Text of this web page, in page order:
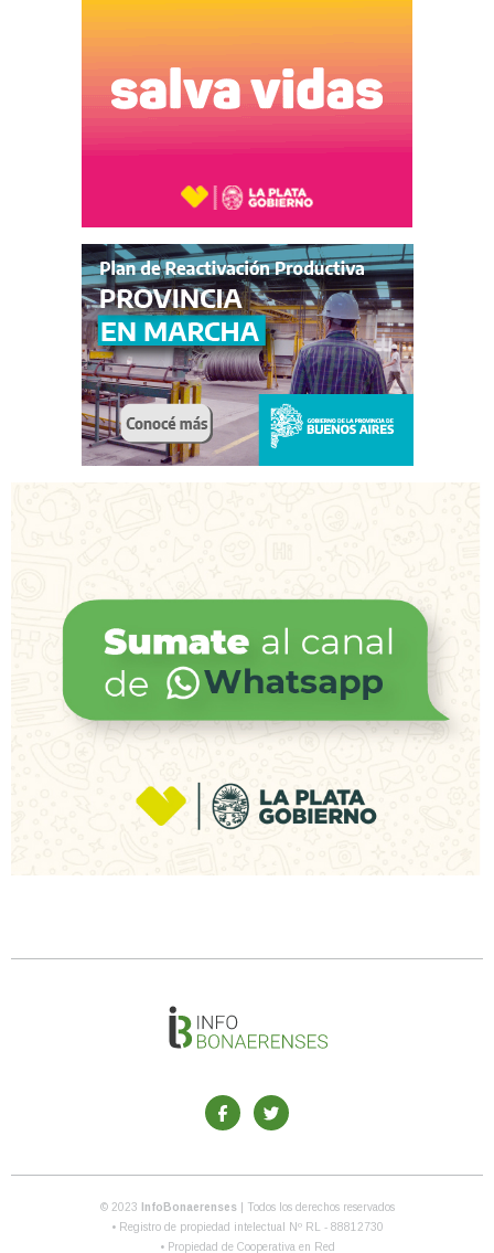
© 2023 InfoBonaerenses
| Todos los derechos reservados
• Registro de propiedad intelectual Nº RL - 88812730
• Propiedad de Cooperativa en Red